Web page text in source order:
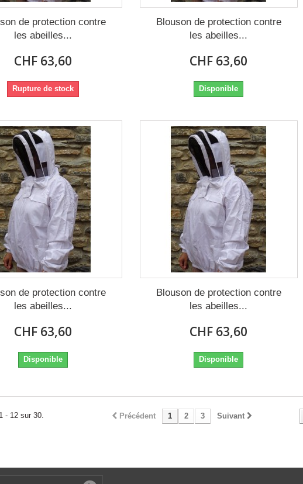
de protection contre
les abeilles...
CHF 63,60
Rupture de stock
Blouson de protection contre
les abeilles...
CHF 63,60
Disponible
de protection contre
les abeilles...
CHF 63,60
Disponible
Blouson de protection contre
les abeilles...
CHF 63,60
Disponible
Précédent 1 2 3 Suivant
- 12 sur 30.